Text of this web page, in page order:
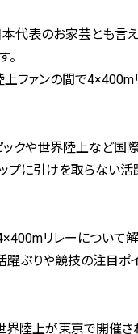
本代表のお家芸とも言
。
上ファンの間で
ックや世界陸上など国
プに引けを取らない活
リレーについて解
躍ぶりや競技の注目ポ
界陸上が東京で開催さ